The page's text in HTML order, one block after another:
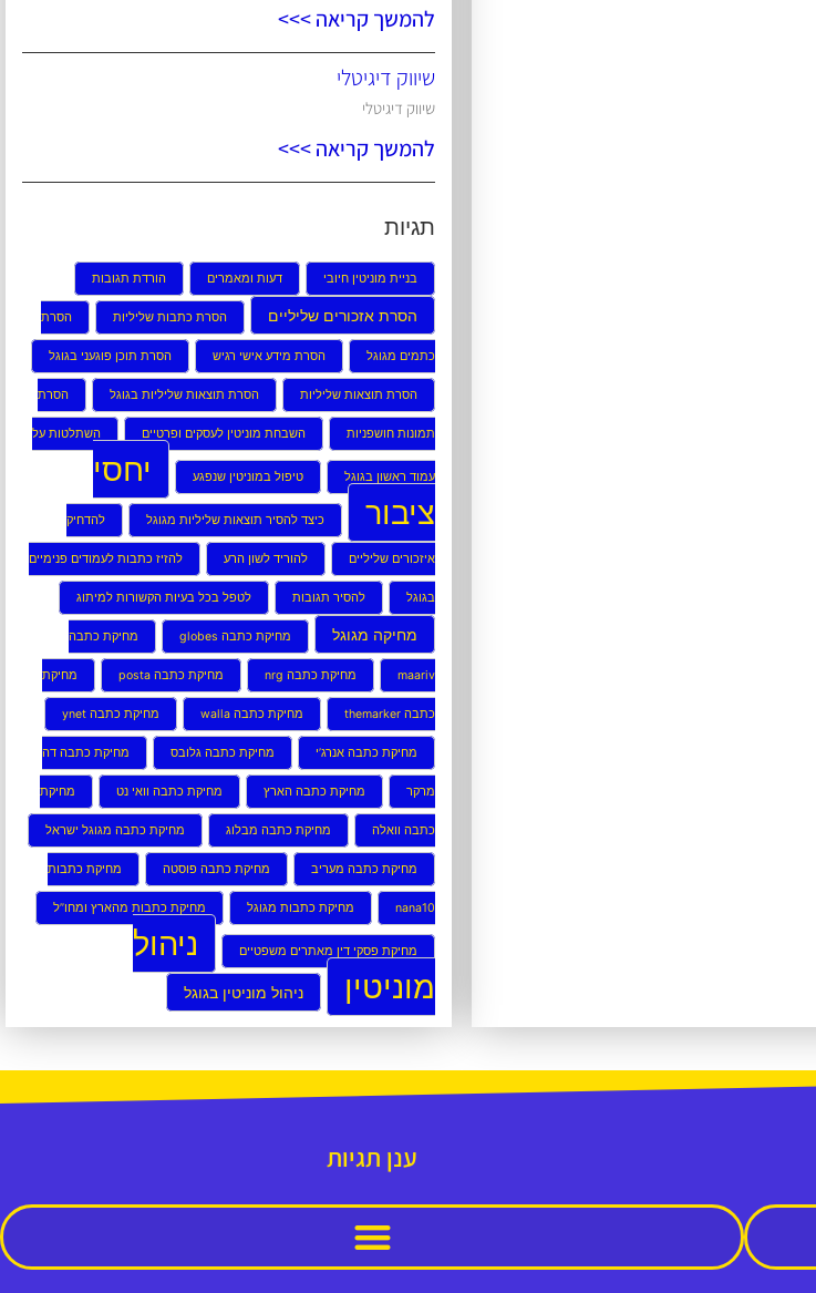
להמשך קריאה >>>
שיווק דיגיטלי
שיווק דיגיטלי
להמשך קריאה >>>
תגיות
בניית מוניטין חיובי דעות ומאמרים הורדת תגובות
הסרת אזכורים שליליים הסרת כתבות שליליות הסרת
כתמים מגוגל הסרת מידע אישי רגיש הסרת תוכן פוגעני בגוגל
הסרת תוצאות שליליות הסרת תוצאות שליליות בגוגל הסרת
תמונות חושפניות השבחת מוניטין לעסקים ופרטיים השתלטות על
עמוד ראשון בגוגל טיפול במוניטין שנפגע
יחסי
ציבור
כיצד להסיר תוצאות שליליות מגוגל להדחיק
איזכורים שליליים להוריד לשון הרע להזיז כתבות לעמודים פנימיים
בגוגל להסיר תגובות לטפל בכל בעיות הקשורות למיתוג
מחיקה מגוגל מחיקת כתבה globes מחיקת כתבה
maariv מחיקת כתבה nrg מחיקת כתבה posta מחיקת
כתבה themarker מחיקת כתבה walla מחיקת כתבה ynet
מחיקת כתבה אנרג’י מחיקת כתבה גלובס מחיקת כתבה דה
מרקר מחיקת כתבה הארץ מחיקת כתבה וואי נט מחיקת
כתבה וואלה מחיקת כתבה מבלוג מחיקת כתבה מגוגל ישראל
מחיקת כתבה מעריב מחיקת כתבה פוסטה מחיקת כתבות
nana10 מחיקת כתבות מגוגל מחיקת כתבות מהארץ ומחו”ל
מחיקת פסקי דין מאתרים משפטיים
ניהול
מוניטין
ניהול מוניטין בגוגל
ענן תגיות